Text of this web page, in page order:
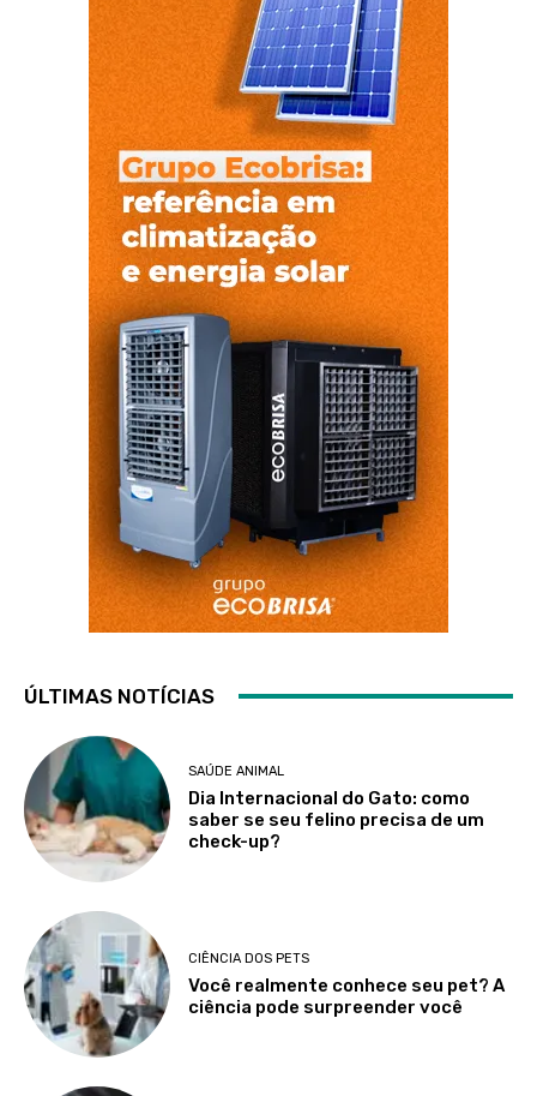
ÚLTIMAS NOTÍCIAS
SAÚDE ANIMAL
Dia Internacional do Gato: como
saber se seu felino precisa de um
check-up?
CIÊNCIA DOS PETS
Você realmente conhece seu pet? A
ciência pode surpreender você